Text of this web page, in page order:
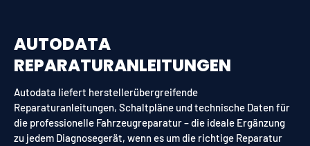
AUTODATA
REPARATURANLEITUNGEN
Autodata liefert herstellerübergreifende
Reparaturanleitungen, Schaltpläne und technische Daten für
die professionelle Fahrzeugreparatur – die ideale Ergänzung
zu jedem Diagnosegerät, wenn es um die richtige Reparatur